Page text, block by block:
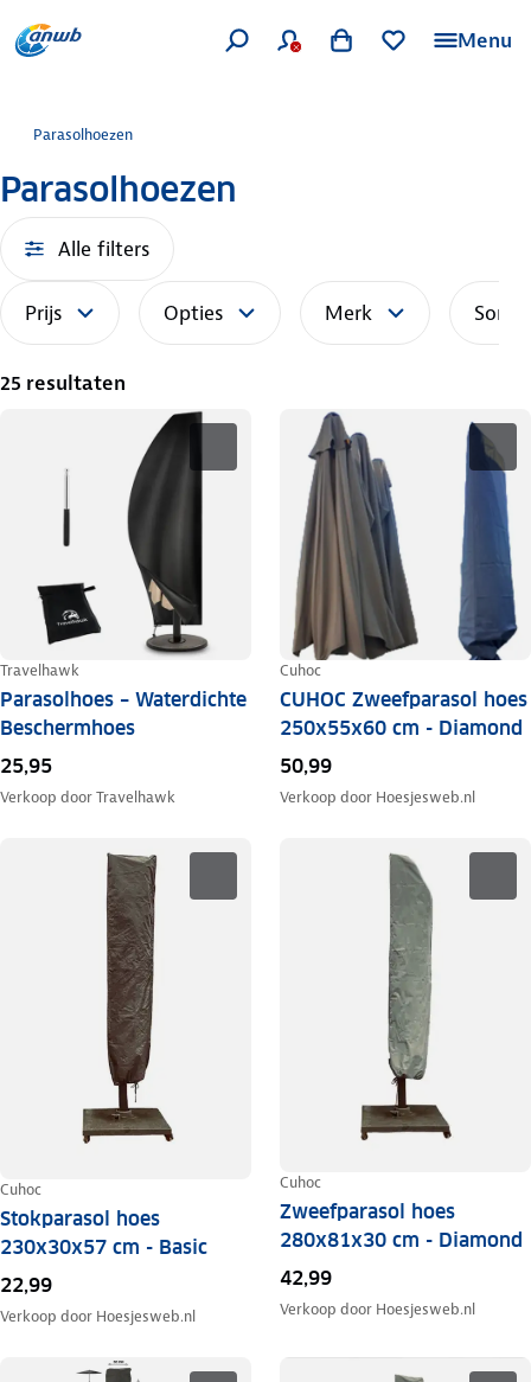
Menu
Parasolhoezen
Parasolhoezen
Alle filters
Prijs Opties Merk
25 resultaten
Travelhawk
Parasolhoes – Waterdichte
Beschermhoes
25,95
Verkoop doorTravelhawk
Cuhoc
CUHOC Zweefparasol hoes
250x55x60 cm - Diamond
50,99
Verkoop door Hoesjesweb.nl
Cuhoc
Stokparasol hoes
230x30x57 cm - Basic
22,99
Verkoop door Hoesjesweb.nl
Cuhoc
Zweefparasol hoes
280x81x30 cm - Diamond
42,99
Verkoop door Hoesjesweb.nl